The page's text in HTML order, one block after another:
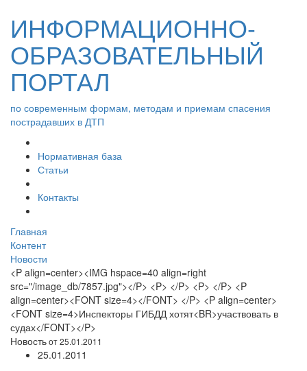
ИНФОРМАЦИОННО-
ОБРАЗОВАТЕЛЬНЫЙ
ПОРТАЛ
по современным формам, методам и приемам спасения
пострадавших в ДТП
Нормативная база
Статьи
Контакты
Главная
Контент
Новости
<P align=center><IMG hspace=40 align=right
src="/image_db/7857.jpg"></P> <P> </P> <P> </P> <P
align=center><FONT size=4></FONT> </P> <P align=center>
<FONT size=4>Инспекторы ГИБДД хотят<BR>участвовать в
судах</FONT></P>
Новостьот 25.01.2011
25.01.2011